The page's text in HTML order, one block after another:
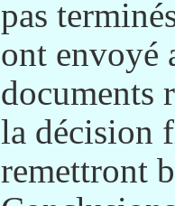
pas
ont envoyé
documents
la décision
remettront